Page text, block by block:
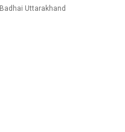
Badhai Uttarakhand